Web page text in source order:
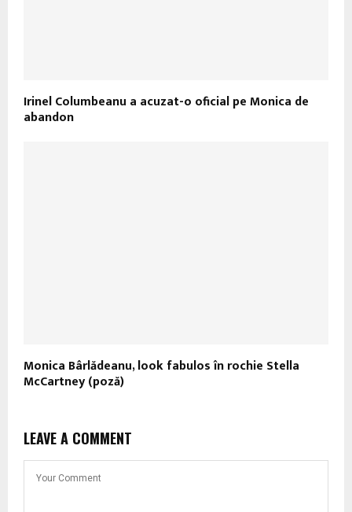
Irinel Columbeanu a acuzat-o oficial pe Monica de
abandon
Monica Bârlădeanu, look fabulos în rochie Stella
McCartney (poză)
LEAVE A COMMENT